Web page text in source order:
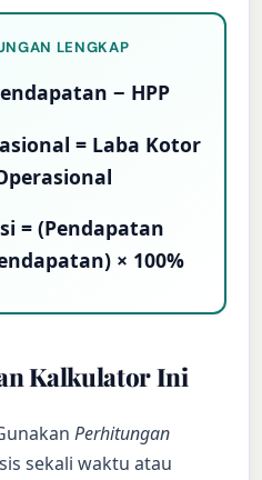
LENGKAP
− HPP
= Laba Kotor
= (Pendapatan
× 100%
Kalkulator Ini
Perhitungan
sekali waktu atau